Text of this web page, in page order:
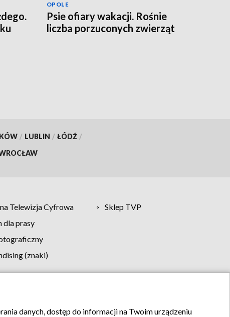
OPOLE
Psie ofiary wakacji. Rośnie
liczba porzuconych zwierząt
/ LUBLIN / ŁÓDŹ /
Telewizja Cyfrowa
Sklep TVP
dla prasy
(znaki)
Kontakt
danych, dostęp do informacji na Twoim urządzeniu